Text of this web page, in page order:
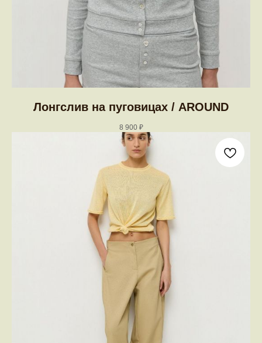
Лонгслив на пуговицах / AROUND
8 900 ₽